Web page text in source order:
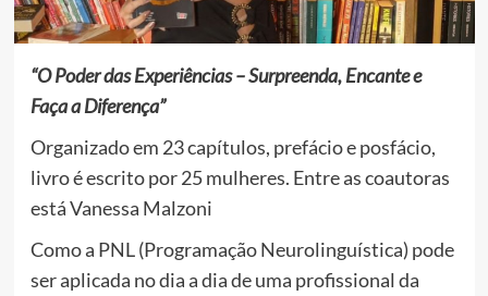
“O Poder das Experiências – Surpreenda, Encante e
Faça a Diferença”
Organizado em 23 capítulos, prefácio e posfácio,
livro é escrito por 25 mulheres. Entre as coautoras
está Vanessa Malzoni
Como a PNL (Programação Neurolinguística) pode
ser aplicada no dia a dia de uma profissional da